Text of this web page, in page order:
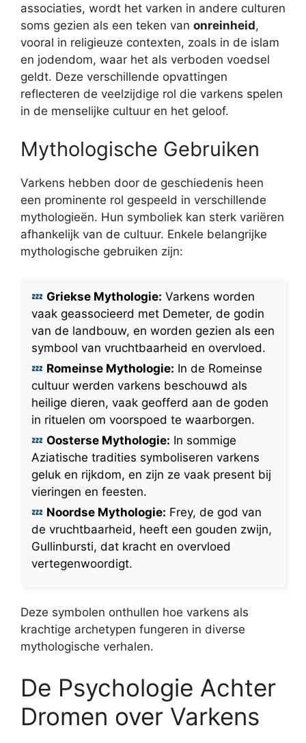
associaties, wordt het varken in andere culturen
soms gezien als een teken van onreinheid,
vooral in religieuze contexten, zoals in de islam
en jodendom, waar het als verboden voedsel
geldt. Deze verschillende opvattingen
reflecteren de veelzijdige rol die varkens spelen
in de menselijke cultuur en het geloof.
Mythologische Gebruiken
Varkens hebben door de geschiedenis heen
een prominente rol gespeeld in verschillende
mythologieën. Hun symboliek kan sterk variëren
afhankelijk van de cultuur. Enkele belangrijke
mythologische gebruiken zijn:
Griekse Mythologie: Varkens worden
vaak geassocieerd met Demeter, de godin
van de landbouw, en worden gezien als een
symbool van vruchtbaarheid en overvloed.
Romeinse Mythologie: In de Romeinse
cultuur werden varkens beschouwd als
heilige dieren, vaak geofferd aan de goden
in rituelen om voorspoed te waarborgen.
Oosterse Mythologie: In sommige
Aziatische tradities symboliseren varkens
geluk en rijkdom, en zijn ze vaak present bij
vieringen en feesten.
Noordse Mythologie: Frey, de god van
de vruchtbaarheid, heeft een gouden zwijn,
Gullinbursti, dat kracht en overvloed
vertegenwoordigt.
Deze symbolen onthullen hoe varkens als
krachtige archetypen fungeren in diverse
mythologische verhalen.
De Psychologie Achter
Dromen over Varkens